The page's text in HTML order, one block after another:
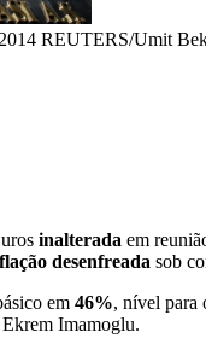
REUTERS/Umit
inalterada em
desenfreada sob
em 46%, nível para
Imamoglu.